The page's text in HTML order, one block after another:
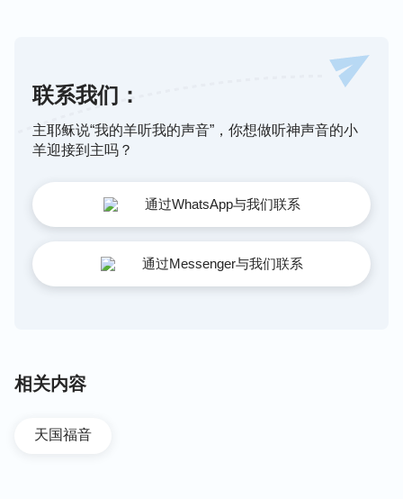
联系我们：
主耶稣说“我的羊听我的声音”，你想做听神声音的小
羊迎接到主吗？
通过WhatsApp与我们联系
通过Messenger与我们联系
相关内容
天国福音